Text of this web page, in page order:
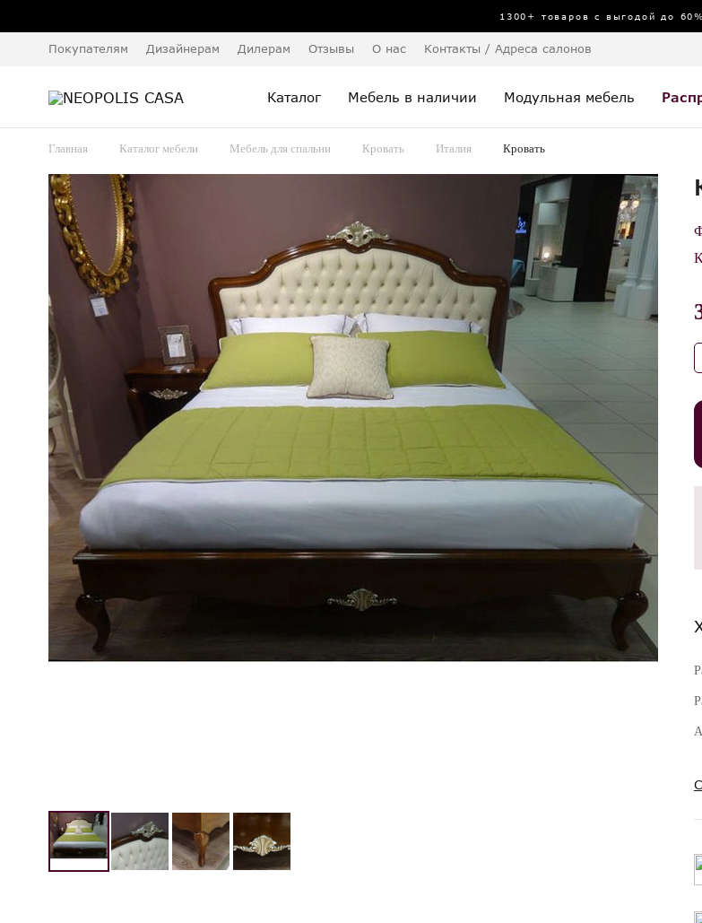
1300+ товаров с выгодой до 60%
Покупателям Дизайнерам Дилерам Отзывы О нас Контакты / Адреса салонов
Каталог Мебель в наличии Модульная мебель
Главная Каталог мебели Мебель для спальни Кровать Италия Кровать